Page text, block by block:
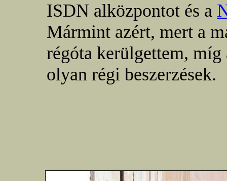
ISDN alközpontot és a
Mármint azért, mert a
régóta kerülgettem, míg
olyan régi beszerzések.